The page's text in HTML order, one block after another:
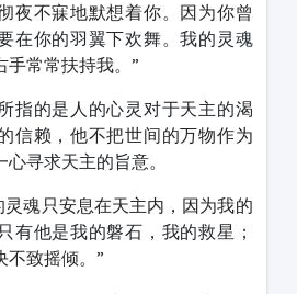
夜不寐地默想着你。因为你曾
在你的羽翼下欢舞。我的灵魂
手常常扶持我。”
指的是人的心灵对于天主的渴
信赖，他不把世间的万物作为
寻求天主的旨意。
灵魂只安息在天主内，因为我的
有他是我的磐石，我的救星；
不致摇倾。”